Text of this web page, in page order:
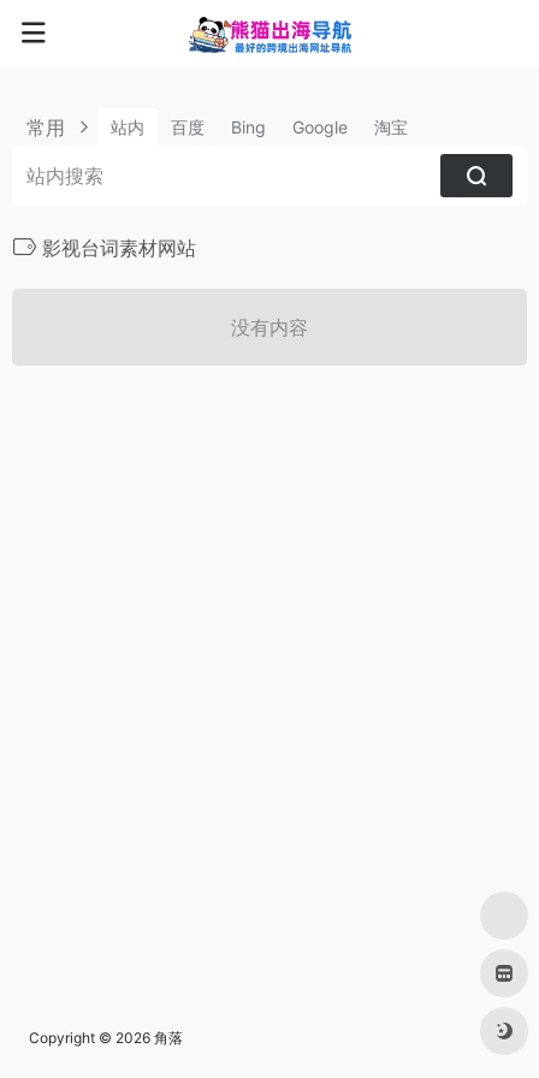
常用 站内 百度 Bing Google 淘宝
影视台词素材网站
没有内容
Copyright © 2026 角落